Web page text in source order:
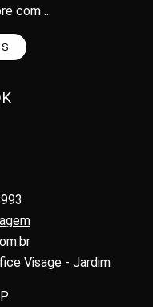
com ...
Visage - Jardim